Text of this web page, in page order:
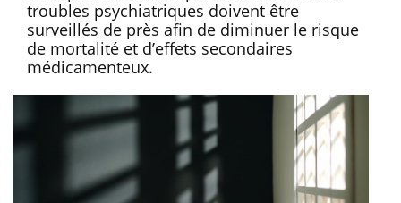
troubles psychiatriques doivent être
surveillés de près afin de diminuer le risque
de mortalité et d’effets secondaires
médicamenteux.